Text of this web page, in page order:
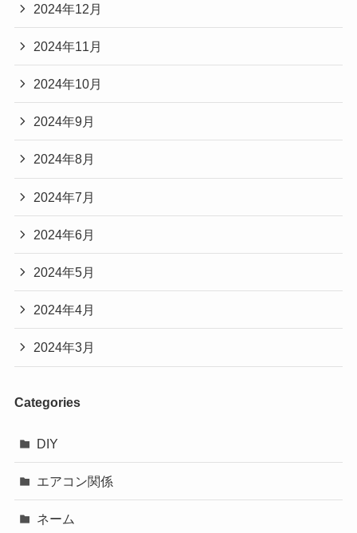
2024年12月
2024年11月
2024年10月
2024年9月
2024年8月
2024年7月
2024年6月
2024年5月
2024年4月
2024年3月
Categories
DIY
エアコン関係
ネーム